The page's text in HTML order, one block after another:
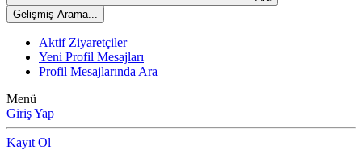
Gelişmiş Arama...
Aktif Ziyaretçiler
Yeni Profil Mesajları
Profil Mesajlarında Ara
Menü
Giriş Yap
Kayıt Ol